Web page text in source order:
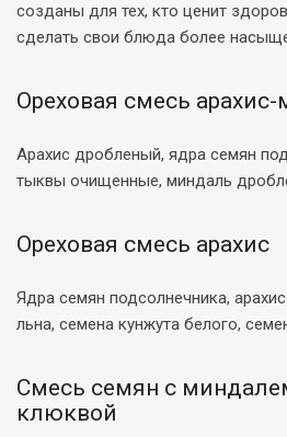
созданы для тех, кто ценит
сделать свои блюда более
Ореховая смесь
Арахис дробленый, ядра семян
тыквы очищенные, миндаль
Ореховая смесь арахис
Ядра семян подсолнечника,
льна, семена кунжута белого,
Смесь семян с
клюквой